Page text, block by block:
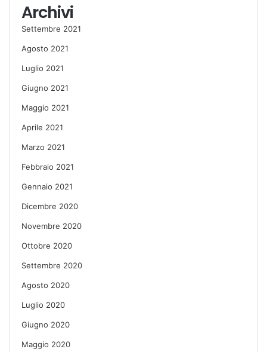
Archivi
Settembre 2021
Agosto 2021
Luglio 2021
Giugno 2021
Maggio 2021
Aprile 2021
Marzo 2021
Febbraio 2021
Gennaio 2021
Dicembre 2020
Novembre 2020
Ottobre 2020
Settembre 2020
Agosto 2020
Luglio 2020
Giugno 2020
Maggio 2020